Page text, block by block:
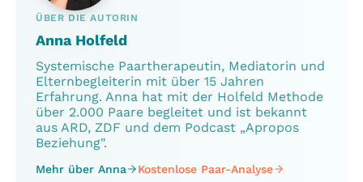
ÜBER DIE AUTORIN
Anna Holfeld
Systemische Paartherapeutin, Mediatorin und
Elternbegleiterin mit über 15 Jahren
Erfahrung. Anna hat mit der Holfeld Methode
über 2.000 Paare begleitet und ist bekannt
aus ARD, ZDF und dem Podcast „Apropos
Beziehung".
Mehr über Anna Kostenlose Paar-Analyse